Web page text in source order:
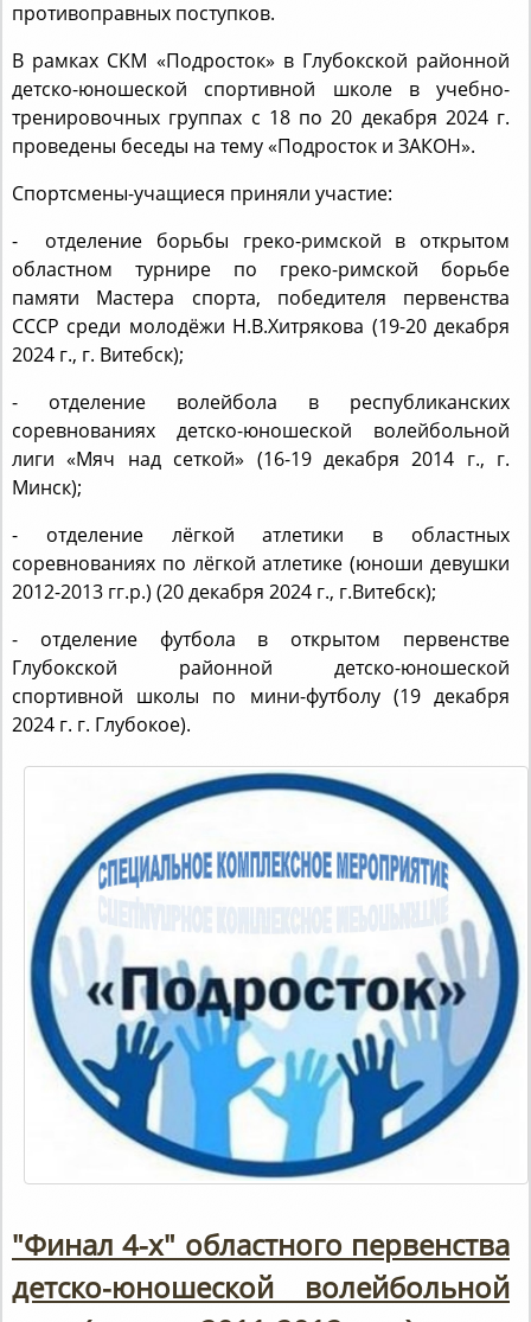
В рамках СКМ «Подросток» в Глубокской районной
детско-юношеской спортивной школе в учебно-
тренировочных группах с 18 по 20 декабря 2024 г.
проведены беседы на тему «Подросток и ЗАКОН».
Спортсмены-учащиеся приняли участие:
- отделение борьбы греко-римской в открытом
областном турнире по греко-римской борьбе
памяти Мастера спорта, победителя первенства
СССР среди молодёжи Н.В.Хитрякова (19-20 декабря
2024 г., г. Витебск);
- отделение волейбола в республиканских
соревнованиях детско-юношеской волейбольной
лиги «Мяч над сеткой» (16-19 декабря 2014 г., г.
Минск);
- отделение лёгкой атлетики в областных
соревнованиях по лёгкой атлетике (юноши девушки
2012-2013 гг.р.) (20 декабря 2024 г., г.Витебск);
- отделение футбола в открытом первенстве
Глубокской районной детско-юношеской
спортивной школы по мини-футболу (19 декабря
2024 г. г. Глубокое).
детско-юношеской волейбольной
лиги (юноши 2011-2012 гг.р.)